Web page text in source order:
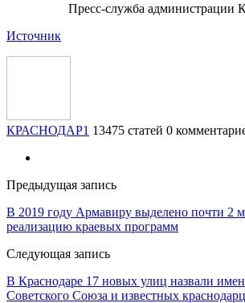
Пресс-служба администрации
Источник
КРАСНОДАР1 13475 статей 0
Предыдущая запись
В 2019 году Армавиру выделено почти 2
реализацию краевых программ
Следующая запись
В Краснодаре 17 новых улиц назвали
Советского Союза и известных